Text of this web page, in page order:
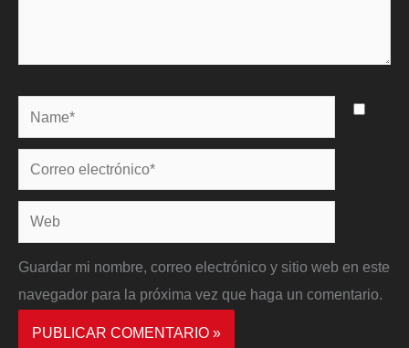
Name*
Correo
electrónico*
Web
Guardar mi nombre, correo electrónico y sitio web en este
navegador para la próxima vez que haga un comentario.